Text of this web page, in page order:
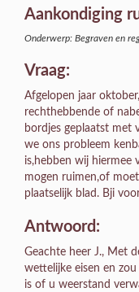
Aankondiging
Onderwerp: Begraven en
Vraag:
Afgelopen jaar
rechthebbende of
bordjes geplaatst met
we ons probleem
is,hebben wij hiermee
mogen ruimen,of
plaatselijk blad. Bji
Antwoord:
Geachte heer J., Met
wettelijke eisen en
is of u weerstand